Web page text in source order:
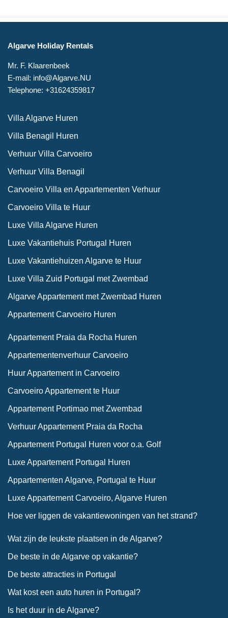
Algarve Holiday Rentals
Mr. F. Klaarenbeek
E-mail: info@Algarve.NU
Telephone: +31624359817
Villa Algarve Huren
Villa Benagil Huren
Verhuur Villa Carvoeiro
Verhuur Villa Benagil
Carvoeiro Villa en Appartementen Verhuur
Carvoeiro Villa te Huur
Luxe Villa Algarve Huren
Luxe Vakantiehuis Portugal Huren
Luxe Vakantiehuizen Algarve te Huur
Luxe Villa Zuid Portugal met Zwembad
Algarve Appartement met Zwembad Huren
Appartement Carvoeiro Huren
Appartement Praia da Rocha Huren
Appartementenverhuur Carvoeiro
Huur Appartement in Carvoeiro
Carvoeiro Appartement te Huur
Appartement Portimao met Zwembad
Verhuur Appartement Praia da Rocha
Appartement Portugal Huren voor o.a. Golf
Luxe Appartement Portugal Huren
Appartementen Algarve, Portugal te Huur
Luxe Appartement Carvoeiro, Algarve Huren
Hoe ver liggen de vakantiewoningen van het strand?
Wat zijn de leukste plaatsen in de Algarve?
De beste in de Algarve op vakantie?
De beste attracties in Portugal
Wat kost een auto huren in Portugal?
Is het duur in de Algarve?